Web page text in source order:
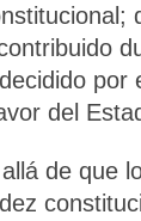
por
del
de que